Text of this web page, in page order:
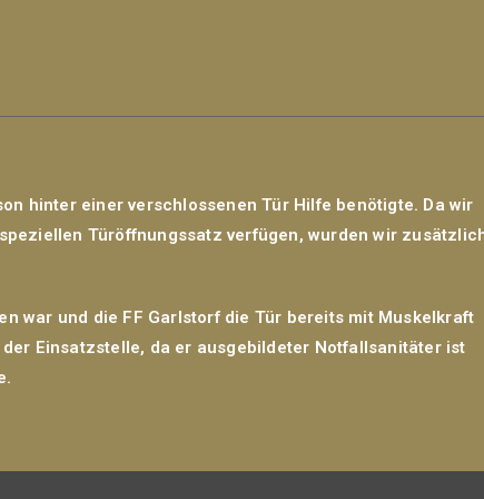
hinter einer verschlossenen Tür Hilfe benötigte. Da wir
Türöffnungssatz verfügen, wurden wir
war und die FF Garlstorf die Tür bereits mit Muskelkraft
Einsatzstelle, da er ausgebildeter Notfallsanitäter ist